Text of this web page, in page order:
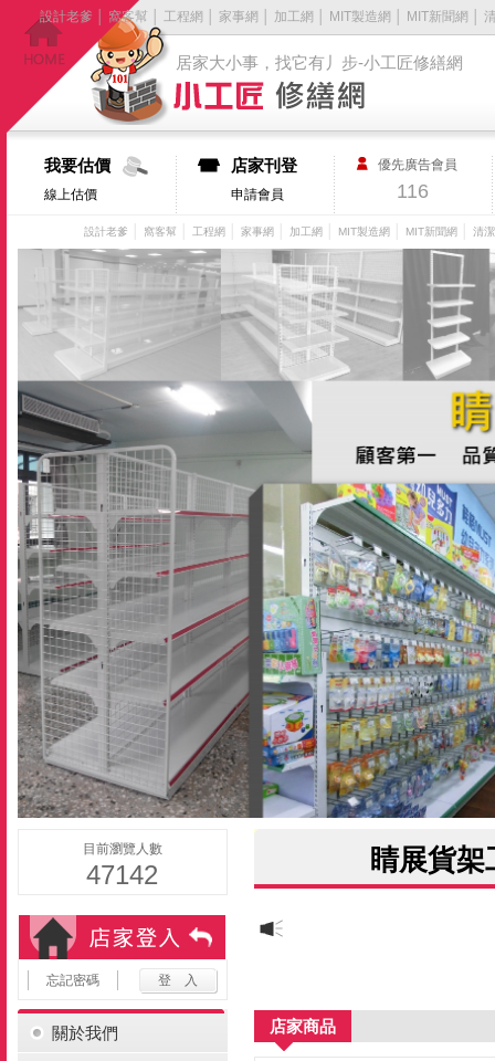
居家大小事，找它有丿步-小工匠修繕網
設計老爹 窩客幫 工程網 家事網 加工網 MIT製造網 MIT新聞網
我要估價
線上估價
店家刊登
申請會員
優先廣告會員
116
設計老爹 窩客幫 工程網 家事網 加工網 MIT製造網 MIT新聞網 清
目前瀏覽人數
47142
忘記密碼
關於我們
睛展貨
店家商品